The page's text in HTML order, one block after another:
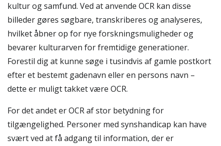
kultur og samfund. Ved at anvende OCR kan disse
billeder gøres søgbare, transkriberes og analyseres,
hvilket åbner op for nye forskningsmuligheder og
bevarer kulturarven for fremtidige generationer.
Forestil dig at kunne søge i tusindvis af gamle postkort
efter et bestemt gadenavn eller en persons navn –
dette er muligt takket være OCR.
For det andet er OCR af stor betydning for
tilgængelighed. Personer med synshandicap kan have
svært ved at få adgang til information, der er